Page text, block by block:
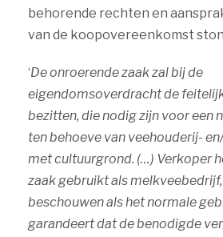
behorende rechten en
van de koopovereenkomst
‘De onroerende zaak zal bij de
eigendomsoverdracht de
bezitten, die nodig zijn voor een
ten behoeve van veehouderij-
met cultuurgrond. (…) Verkoper
zaak gebruikt als
beschouwen als het normale
garandeert dat de benodigde